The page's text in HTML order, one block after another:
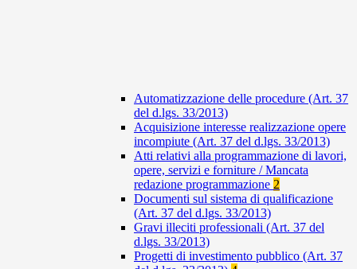
Automatizzazione delle procedure (Art. 37
del d.lgs. 33/2013)
Acquisizione interesse realizzazione opere
incompiute (Art. 37 del d.lgs. 33/2013)
Atti relativi alla programmazione di lavori,
opere, servizi e forniture / Mancata
redazione programmazione 2
Documenti sul sistema di qualificazione
(Art. 37 del d.lgs. 33/2013)
Gravi illeciti professionali (Art. 37 del
d.lgs. 33/2013)
Progetti di investimento pubblico (Art. 37